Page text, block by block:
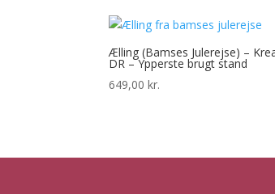
Ælling (Bamses Julerejse) –
DR – Ypperste brugt stand
649,00kr.